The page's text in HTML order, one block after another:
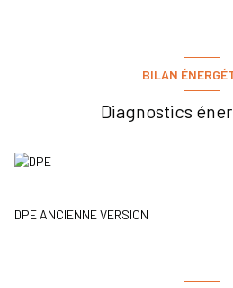
BILAN
Diagnostics
DPE ANCIENNE VERSION